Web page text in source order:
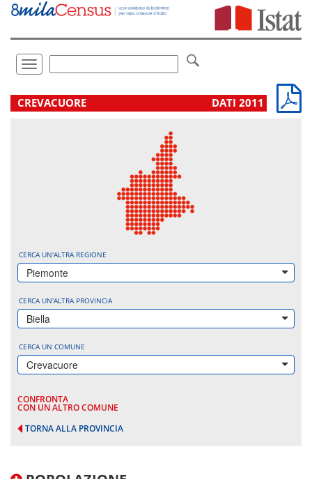
Vai
direttamente
Toggle
navigation
.
CREVACUORE DATI 2011
CERCA UN'ALTRA REGIONE
Piemonte
CERCA UN'ALTRA PROVINCIA
Biella
CERCA UN COMUNE
Crevacuore
CONFRONTA
CON UN ALTRO COMUNE
TORNA ALLA PROVINCIA